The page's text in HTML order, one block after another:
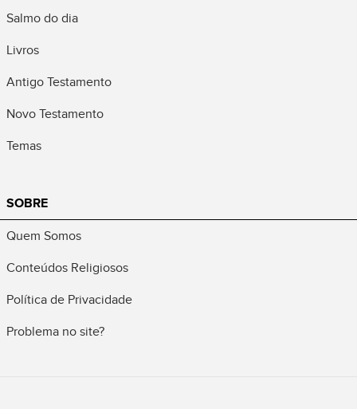
Salmo do dia
Livros
Antigo Testamento
Novo Testamento
Temas
SOBRE
Quem Somos
Conteúdos Religiosos
Política de Privacidade
Problema no site?